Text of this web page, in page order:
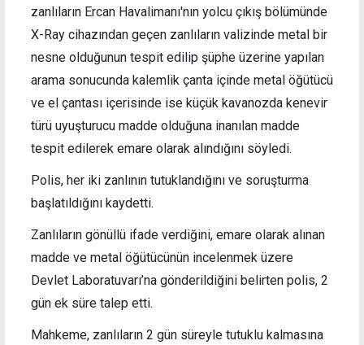
zanlıların Ercan Havalimanı'nın yolcu çıkış bölümünde
X-Ray cihazından geçen zanlıların valizinde metal bir
nesne olduğunun tespit edilip şüphe üzerine yapılan
arama sonucunda kalemlik çanta içinde metal öğütücü
ve el çantası içerisinde ise küçük kavanozda kenevir
türü uyuşturucu madde olduğuna inanılan madde
tespit edilerek emare olarak alındığını söyledi.
Polis, her iki zanlının tutuklandığını ve soruşturma
başlatıldığını kaydetti.
Zanlıların gönüllü ifade verdiğini, emare olarak alınan
madde ve metal öğütücünün incelenmek üzere
Devlet Laboratuvarı’na gönderildiğini belirten polis, 2
gün ek süre talep etti.
Mahkeme, zanlıların 2 gün süreyle tutuklu kalmasına